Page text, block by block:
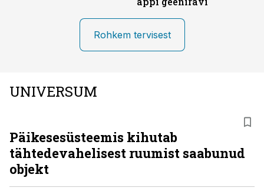
Rohkem tervisest
UNIVERSUM
Päikesesüsteemis kihutab
tähtedevahelisest ruumist saabunud
objekt